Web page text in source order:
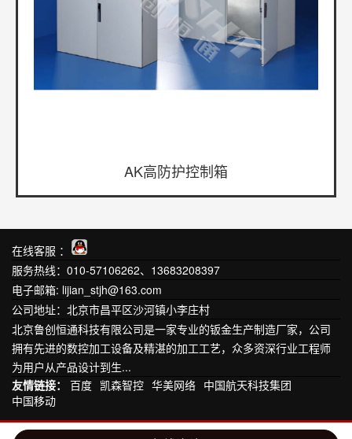
AK高防护控制箱
在线客服 ：
服务热线：010-57106262、13683208397
电子邮箱: lijian_stjh@163.com
公司地址：北京市昌平区沙河镇小李庄村
北京鲁创恒通科技有限公司是一家专业的钣金生产制造厂家，公司
拥有先进的数控加工设备及精湛的加工工艺，众多资深行业工程师
为用户从产品设计到生...
友情链接：
百度 凯森智控 华美网络 中国航天科技集团
中国移动
Copyright © 2019-2020 北京鲁创恒通科技有限公司 版权所有 京ICP